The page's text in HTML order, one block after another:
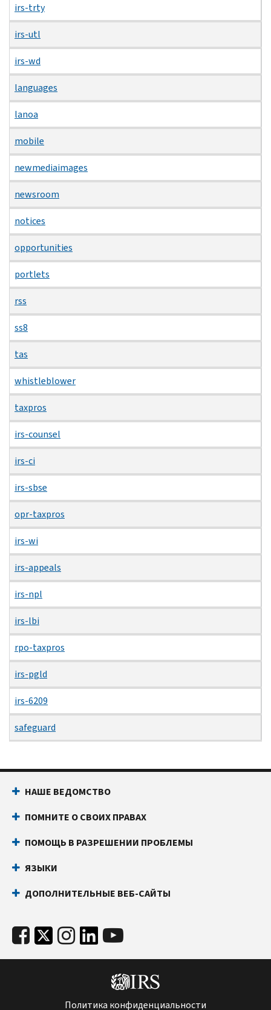
irs-trty
irs-utl
irs-wd
languages
lanoa
mobile
newmediaimages
newsroom
notices
opportunities
portlets
rss
ss8
tas
whistleblower
taxpros
irs-counsel
irs-ci
irs-sbse
opr-taxpros
irs-wi
irs-appeals
irs-npl
irs-lbi
rpo-taxpros
irs-pgld
irs-6209
safeguard
НАШЕ ВЕДОМСТВО
ПОМНИТЕ О СВОИХ ПРАВАХ
ПОМОЩЬ В РАЗРЕШЕНИИ ПРОБЛЕМЫ
ЯЗЫКИ
ДОПОЛНИТЕЛЬНЫЕ ВЕБ-САЙТЫ
Политика конфиденциальности